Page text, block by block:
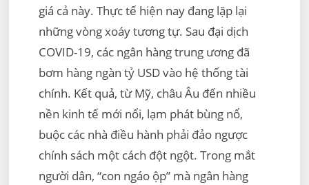
giá cả này. Thực tế hiện nay đang lặp lại
những vòng xoáy tương tự. Sau đại dịch
COVID-19, các ngân hàng trung ương đã
bơm hàng ngàn tỷ USD vào hệ thống tài
chính. Kết quả, từ Mỹ, châu Âu đến nhiều
nền kinh tế mới nổi, lạm phát bùng nổ,
buộc các nhà điều hành phải đảo ngược
chính sách một cách đột ngột. Trong mắt
người dân, “con ngáo ộp” mà ngân hàng